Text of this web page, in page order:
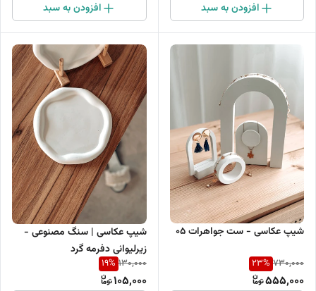
افزودن به سبد افزودن به سبد
شیپ عکاسی - ست جواهرات 05
730,000
23%
555,000
شیپ عکاسی | سنگ مصنوعی -
زیرلیوانی دفرمه گرد
130,000
19%
105,000